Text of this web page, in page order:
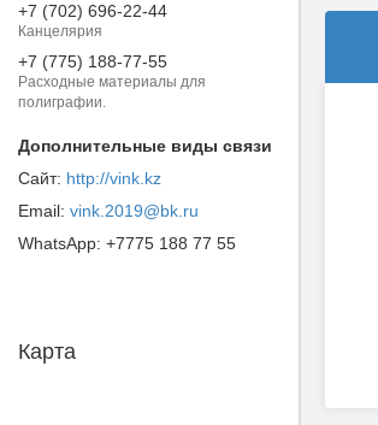
+7 (702) 696-22-44
Канцелярия
+7 (775) 188-77-55
Расходные материалы для
полиграфии.
http://vink.kz
vink.2019@bk.ru
+7775 188 77 55
Карта